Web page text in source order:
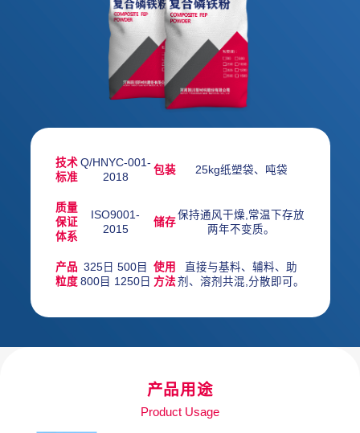
技术
标准
Q/HNYC-001-
2018
包装 25kg纸塑袋、吨袋
质量
保证
体系
ISO9001-
2015
储存
保持通风干燥,常温下存放
两年不变质。
产品
粒度
325日 500目
800目 1250日
使用
方法
直接与基料、辅料、助
剂、溶剂共混,分散即可。
产品用途
Product Usage